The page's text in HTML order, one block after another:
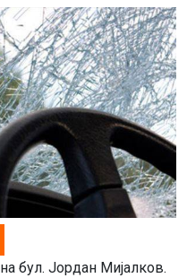
бул. Јордан Мијалков.